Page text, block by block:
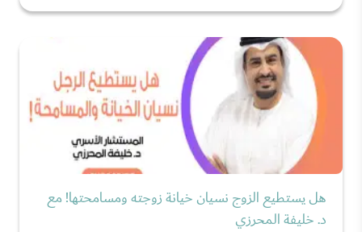
هل يستطيع الزوج نسيان خيانة زوجته ومسامحتها! مع
د. خليفة المحرزي